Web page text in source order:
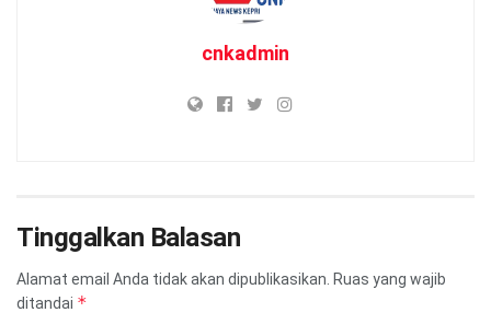
cnkadmin
Tinggalkan Balasan
Alamat email Anda tidak akan dipublikasikan. Ruas yang wajib
ditandai *